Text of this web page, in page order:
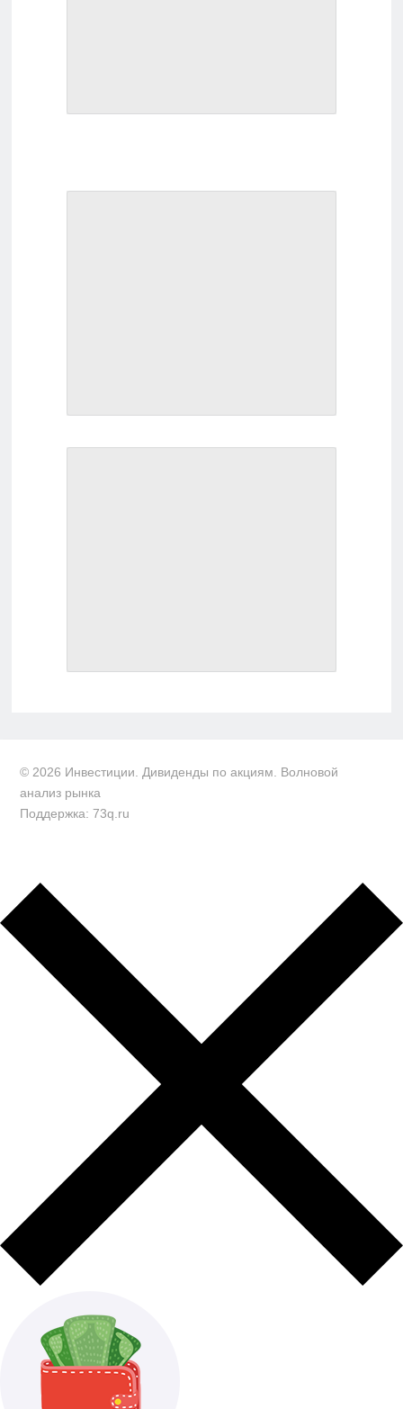
© 2026 Инвестиции. Дивиденды по акциям. Волновой
анализ рынка
Поддержка: 73q.ru